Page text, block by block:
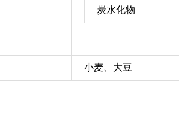
炭水化物
小麦、大豆